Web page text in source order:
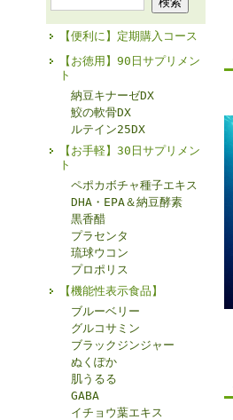
【便利に】定期購入コース
【お徳用】90日サプリメン
ト
納豆キナーゼDX
鮫の軟骨DX
ルテイン25DX
【お手軽】30日サプリメン
ト
ペポカボチャ種子エキス
DHA・EPA＆納豆酵素
黒香醋
プラセンタ
琉球ウコン
プロポリス
【機能性表示食品】
ブルーベリー
グルコサミン
ブラックジンジャー
ぬくぽか
肌うるる
GABA
イチョウ葉エキス